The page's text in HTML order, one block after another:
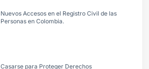
Nuevos Accesos en el Registro Civil de las
Personas en Colombia.
Casarse para Proteger Derechos